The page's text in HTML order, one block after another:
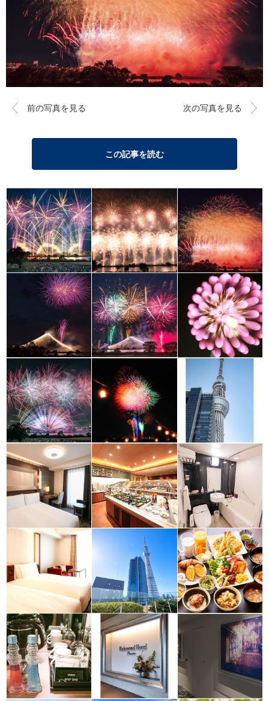
前の写真を見る 次の写真を見る
この記事を読む